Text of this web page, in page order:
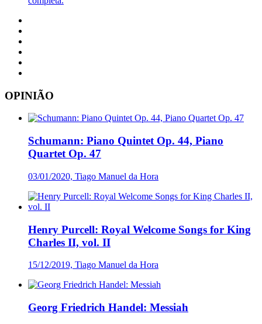
OPINIÃO
Schumann: Piano Quintet Op. 44, Piano
Quartet Op. 47
03/01/2020, Tiago Manuel da Hora
Henry Purcell: Royal Welcome Songs for King
Charles II, vol. II
15/12/2019, Tiago Manuel da Hora
Georg Friedrich Handel: Messiah